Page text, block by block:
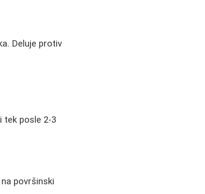
Deluje protiv
tek posle 2-3
površinski